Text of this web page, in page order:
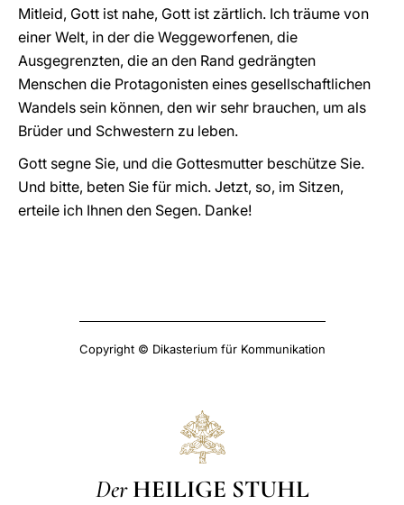
Mitleid, Gott ist nahe, Gott ist zärtlich. Ich träume von
einer Welt, in der die Weggeworfenen, die
Ausgegrenzten, die an den Rand gedrängten
Menschen die Protagonisten eines gesellschaftlichen
Wandels sein können, den wir sehr brauchen, um als
Brüder und Schwestern zu leben.
Gott segne Sie, und die Gottesmutter beschütze Sie.
Und bitte, beten Sie für mich. Jetzt, so, im Sitzen,
erteile ich Ihnen den Segen. Danke!
Copyright © Dikasterium für Kommunikation
Der HEILIGE STUHL